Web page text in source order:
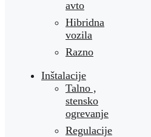
avto
Hibridna
vozila
Razno
Inštalacije
Talno ,
stensko
ogrevanje
Regulacije